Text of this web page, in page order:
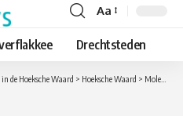
Lettergrootte
aanpassen
Aa
Drechtsteden
de Hoeksche Waard > Hoeksche Waard > Molens kijken op de 4e Molendag Hoeksche Waard